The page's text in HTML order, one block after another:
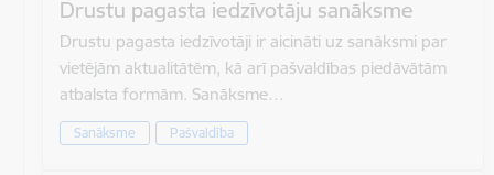
Drustu pagasta iedzīvotāju sanāksme
Drustu pagasta iedzīvotāji ir aicināti uz sanāksmi par
vietējām aktualitātēm, kā arī pašvaldības piedāvātām
atbalsta formām. Sanāksme…
Sanāksme Pašvaldība